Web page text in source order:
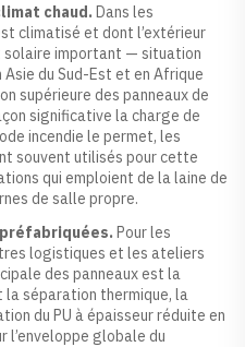
chaud. Dans les
climatisé et dont l’extérieur
solaire important — situation
du Sud-Est et en Afrique
supérieure des panneaux de
significative la charge de
incendie le permet, les
souvent utilisés pour cette
qui emploient de la laine de
de salle propre.
Pour les
logistiques et les ateliers
des panneaux est la
séparation thermique, la
du PU à épaisseur réduite en
l’enveloppe globale du